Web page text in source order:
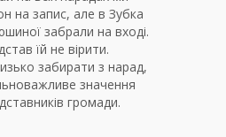
на запис, але в Зубка
забрали на вході.
їй не вірити.
забирати з нарад,
значення
громади.